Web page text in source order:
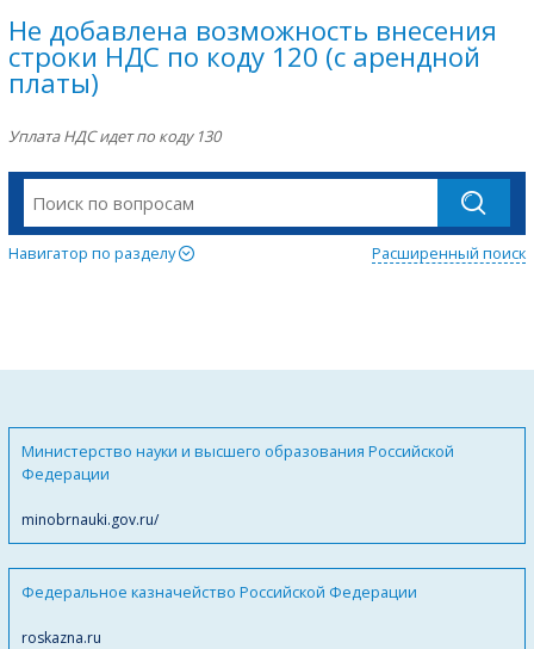
Не добавлена возможность внесения
строки НДС по коду 120 (с арендной
платы)
Уплата НДС идет по коду 130
Навигатор по разделу Расширенный поиск
Министерство науки и высшего образования Российской
Федерации
minobrnauki.gov.ru/
Федеральное казначейство Российской Федерации
roskazna.ru